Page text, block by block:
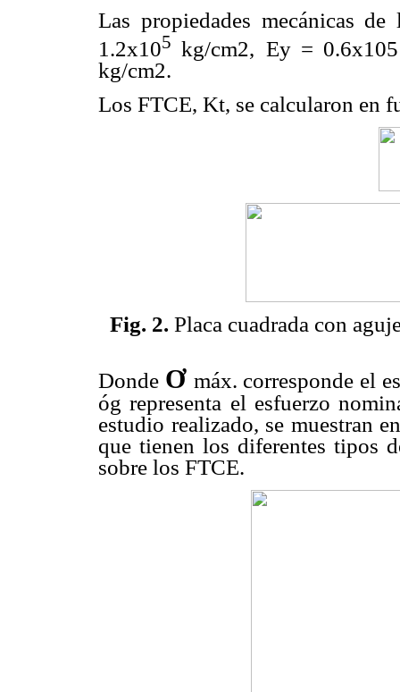
Las propiedades mecánicas
1.2x105 kg/cm2, Ey =
kg/cm2.
Los FTCE, Kt, se calcularon en
Fig. 2. Placa cuadrada con
Donde Ơ máx. corresponde el
óg representa el esfuerzo
estudio realizado, se muestran
que tienen los diferentes tipos
sobre los FTCE.